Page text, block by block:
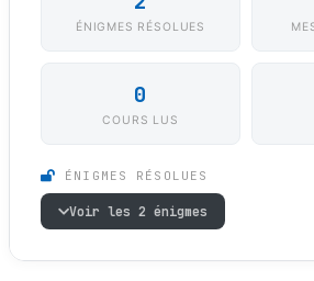
ÉNIGMES RÉSOLUES
0
COURS LUS
ÉNIGMES RÉSOLUES
Voir les 2 énigmes